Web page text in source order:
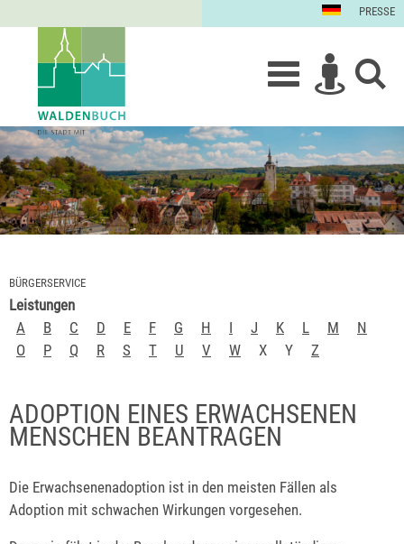
PRESSE
BÜRGERSERVICE
Leistungen
A
B C D E F G H I J K L M
N
O
P Q R S T U V W X Y Z
ADOPTION EINES ERWACHSENEN
MENSCHEN BEANTRAGEN
Die Erwachsenenadoption ist in den meisten Fällen als
Adoption mit schwachen Wirkungen vorgesehen.